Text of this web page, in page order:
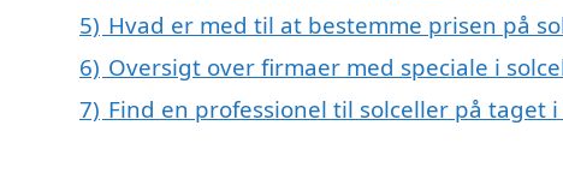
5) Hvad er med til at bestemme prisen på
6) Oversigt over firmaer med speciale i
7) Find en professionel til solceller på taget